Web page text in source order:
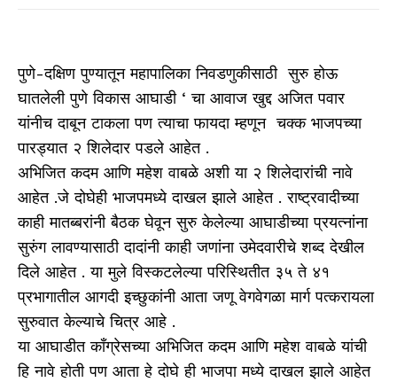
पुणे-दक्षिण पुण्यातून महापालिका निवडणुकीसाठी सुरु होऊ
घातलेली पुणे विकास आघाडी ‘ चा आवाज खुद्द अजित पवार
यांनीच दाबून टाकला पण त्याचा फायदा म्हणून चक्क भाजपच्या
पारड्यात २ शिलेदार पडले आहेत .
अभिजित कदम आणि महेश वाबळे अशी या २ शिलेदारांची नावे
आहेत .जे दोघेही भाजपमध्ये दाखल झाले आहेत . राष्ट्रवादीच्या
काही मातब्बरांनी बैठक घेवून सुरु केलेल्या आघाडीच्या प्रयत्नांना
सुरुंग लावण्यासाठी दादांनी काही जणांना उमेदवारीचे शब्द देखील
दिले आहेत . या मुले विस्कटलेल्या परिस्थितीत ३५ ते ४१
प्रभागातील आगदी इच्छुकांनी आता जणू वेगवेगळा मार्ग पत्करायला
सुरुवात केल्याचे चित्र आहे .
या आघाडीत कॉंग्रेसच्या अभिजित कदम आणि महेश वाबळे यांची
हि नावे होती पण आता हे दोघे ही भाजपा मध्ये दाखल झाले आहेत